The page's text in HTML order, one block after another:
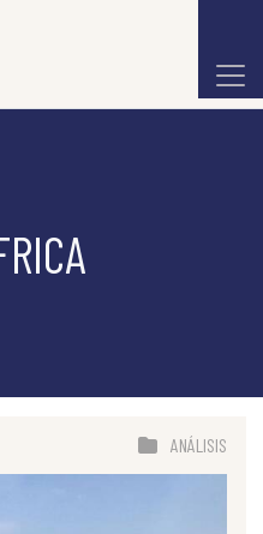
ANÁLISIS